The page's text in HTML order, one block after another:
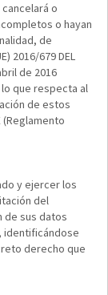
cancelará o
o hayan
de
2016/679 DEL
de 2016
que respecta al
de estos
y ejercer los
del
de sus datos
identificándose
derecho que